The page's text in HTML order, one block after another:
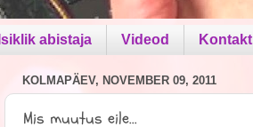
Isiklik abistaja Videod Kontakt
KOLMAPÄEV, NOVEMBER 09, 2011
Mis muutus eile...